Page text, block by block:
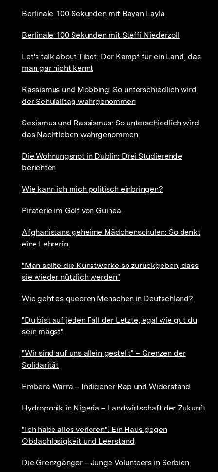
Berlinale: 100 Sekunden mit Bayan Layla
Berlinale: 100 Sekunden mit Steffi Niederzoll
Let's talk about Tibet: Der Kampf für ein Land, das
man gar nicht kennt
Rassismus und Mobbing: So unterschiedlich wird
der Schulalltag wahrgenommen
Sexismus und Rassismus: So unterschiedlich wird
das Nachtleben wahrgenommen
Die Wohnungsnot in Dublin: Drei Studierende
berichten
Wie kann ich mich politisch einbringen?
Piraterie im Golf von Guinea
Afghanistans geheime Mädchenschulen: So denkt
eine Lehrerin
"Man sollte die Kunstwerke so zurückgeben, dass
sie wieder nützlich werden"
Wie geht es queeren Menschen in Deutschland?
"Du bist auf jeden Fall der Letzte, egal wie gut du
sein magst"
"Wir sind auf uns allein gestellt" – Grenzen der
Solidarität
Embera Warra – Indigener Rap und Widerstand
Hydroponik in Nigeria – Landwirtschaft der Zukunft
"Ich habe alles verloren": Ein Haus gegen
Obdachlosigkeit und Leerstand
Die Grenzgänger – Junge Volunteers in Serbien